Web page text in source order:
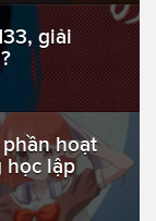
giải
hoạt
học lập